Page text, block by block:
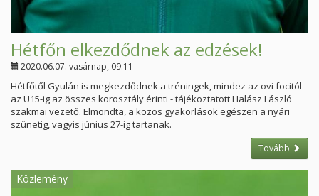
Hétfőn elkezdődnek az edzések!
2020.06.07. vasárnap, 09:11
Hétfőtől Gyulán is megkezdődnek a tréningek, mindez az ovi focitól
az U15-ig az összes korosztály érinti - tájékoztatott Halász László
szakmai vezető. Elmondta, a közös gyakorlások egészen a nyári
szünetig, vagyis június 27-ig tartanak.
Tovább
Közlemény